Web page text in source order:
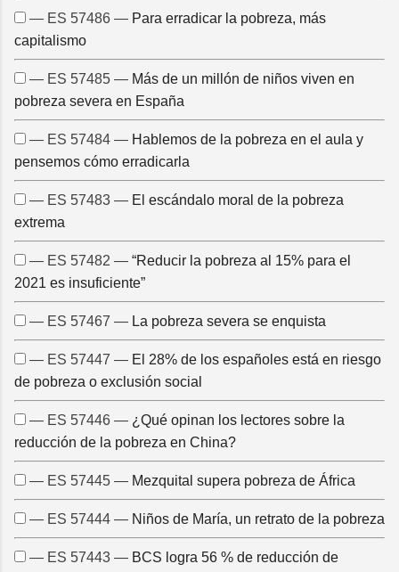
— ES 57486 — Para erradicar la pobreza, más
capitalismo
— ES 57485 — Más de un millón de niños viven en
pobreza severa en España
— ES 57484 — Hablemos de la pobreza en el aula y
pensemos cómo erradicarla
— ES 57483 — El escándalo moral de la pobreza
extrema
— ES 57482 — “Reducir la pobreza al 15% para el
2021 es insuficiente”
— ES 57467 — La pobreza severa se enquista
— ES 57447 — El 28% de los españoles está en riesgo
de pobreza o exclusión social
— ES 57446 — ¿Qué opinan los lectores sobre la
reducción de la pobreza en China?
— ES 57445 — Mezquital supera pobreza de África
— ES 57444 — Niños de María, un retrato de la pobreza
— ES 57443 — BCS logra 56 % de reducción de